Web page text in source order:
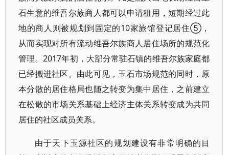
石生意的维吾尔族商人都可以申请租用，短期经过此
地的商人则被规划到固定的10家旅馆登记居住⑤，
从而实现对所有流动维吾尔族商人居住场所的规范化
管理。2017年初，大部分常驻石镇的维吾尔族家庭都
已经搬进社区。由此可见，玉石市场规范的同时，原
本分散的居住格局也随之转变为集中居住，之前建立
在松散的市场关系基础上经济主体关系转变成为共同
居住的社区成员关系。
由于天下玉源社区的规划建设有非常明确的目